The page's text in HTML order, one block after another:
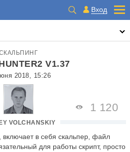
Вход
V1.37
2018, 15:26
VOLCHANSKIY
1 120
в себя скальпер, файл
для работы скрипт, просто